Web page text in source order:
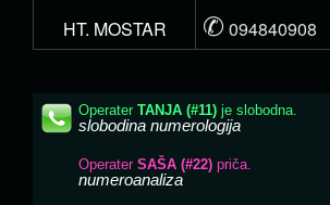
HT. MOSTAR
✆ 094840908